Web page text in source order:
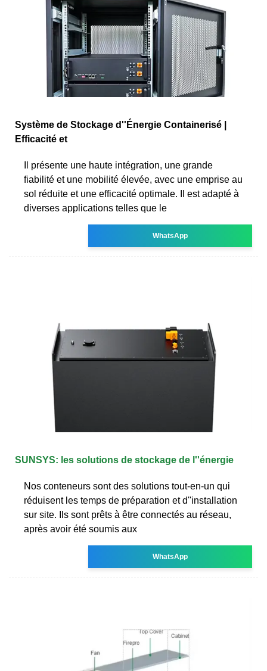
Système de Stockage d''Énergie Containerisé |
Efficacité et
Il présente une haute intégration, une grande
fiabilité et une mobilité élevée, avec une emprise au
sol réduite et une efficacité optimale. Il est adapté à
diverses applications telles que le
WhatsApp
SUNSYS: les solutions de stockage de l''énergie
Nos conteneurs sont des solutions tout-en-un qui
réduisent les temps de préparation et d''installation
sur site. Ils sont prêts à être connectés au réseau,
après avoir été soumis aux
WhatsApp